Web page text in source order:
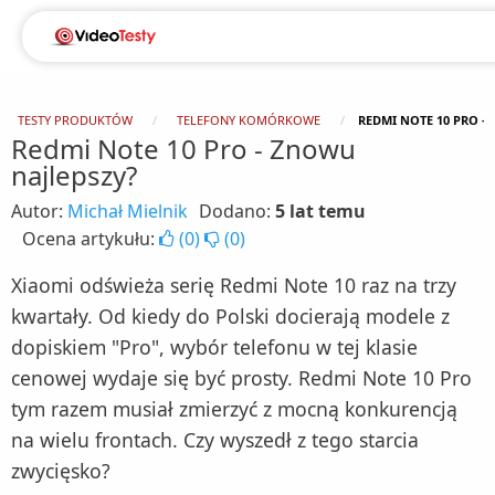
TESTY PRODUKTÓW TELEFONY KOMÓRKOWE REDMI NOTE 10 PRO -
Redmi Note 10 Pro - Znowu
najlepszy?
Autor: Michał Mielnik Dodano: 5 lat temu
Ocena artykułu:
(0) (0)
Xiaomi odświeża serię Redmi Note 10 raz na trzy
kwartały. Od kiedy do Polski docierają modele z
dopiskiem "Pro", wybór telefonu w tej klasie
cenowej wydaje się być prosty. Redmi Note 10 Pro
tym razem musiał zmierzyć z mocną konkurencją
na wielu frontach. Czy wyszedł z tego starcia
zwycięsko?